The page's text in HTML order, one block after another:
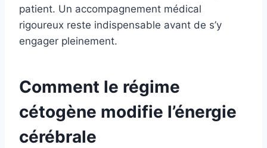
patient. Un accompagnement médical
rigoureux reste indispensable avant de s’y
engager pleinement.
Comment le régime
cétogène modifie l’énergie
cérébrale